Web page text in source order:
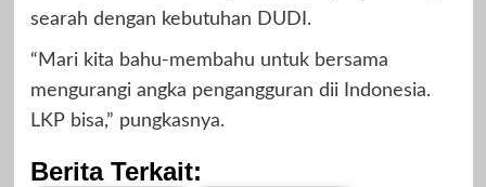
searah dengan kebutuhan DUDI.
“Mari kita bahu-membahu untuk bersama
mengurangi angka pengangguran dii Indonesia.
LKP bisa,” pungkasnya.
Berita Terkait: